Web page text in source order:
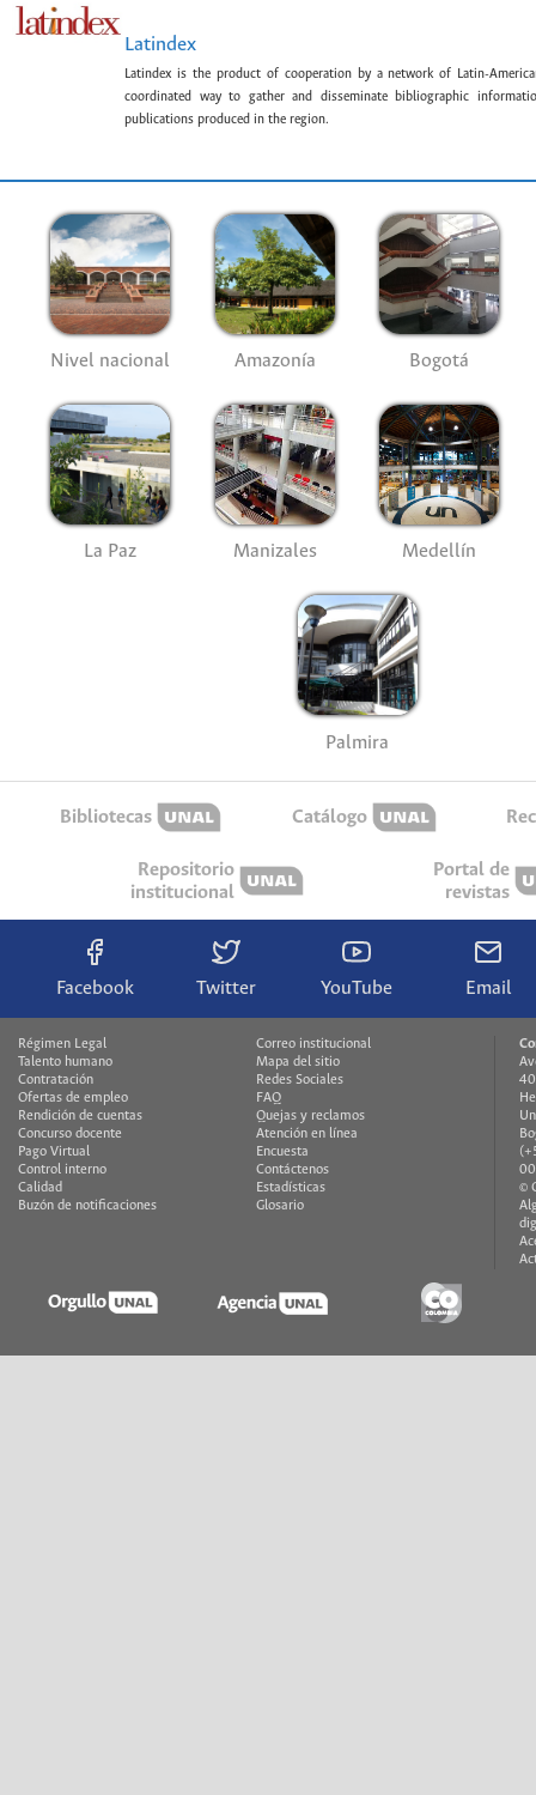
Latindex
Latindex is the product of cooperation by a network of Latin-
coordinated way to gather and disseminate bibliographic
publications produced in the region.
Nivel nacional Amazonía Bogotá
La Paz Manizales Medellín
Palmira
Bibliotecas Catálogo
Repositorio
institucional
Portal de
revistas
Facebook Twitter YouTube Email
Régimen Legal
Talento humano
Contratación
Ofertas de empleo
Rendición de cuentas
Concurso docente
Pago Virtual
Control interno
Calidad
Buzón de notificaciones
Correo institucional
Mapa del sitio
Redes Sociales
FAQ
Quejas y reclamos
Atención en línea
Encuesta
Contáctenos
Estadísticas
Glosario
©